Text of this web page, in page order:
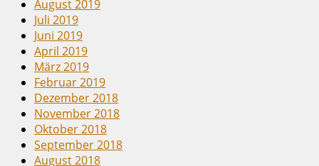
August 2019
Juli 2019
Juni 2019
April 2019
März 2019
Februar 2019
Dezember 2018
November 2018
Oktober 2018
September 2018
August 2018